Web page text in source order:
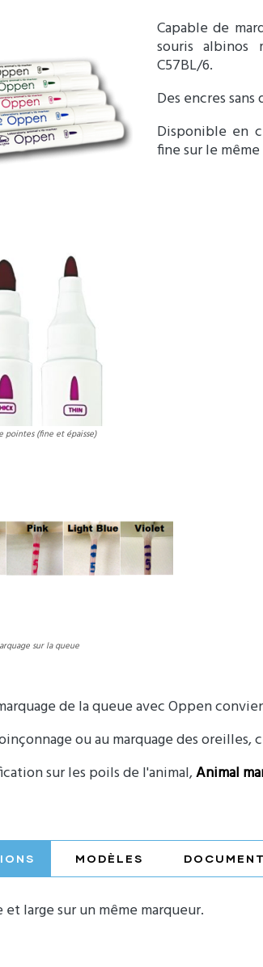
pointes (fine et épaisse)
sur la queue
Capable de
souris albinos
C57BL/6.
Des encres
Disponible en
fine sur le
de la queue avec Oppen
ou au marquage des
sur les poils de l'animal,Animal
MODÈLES
large sur un même marqueur.